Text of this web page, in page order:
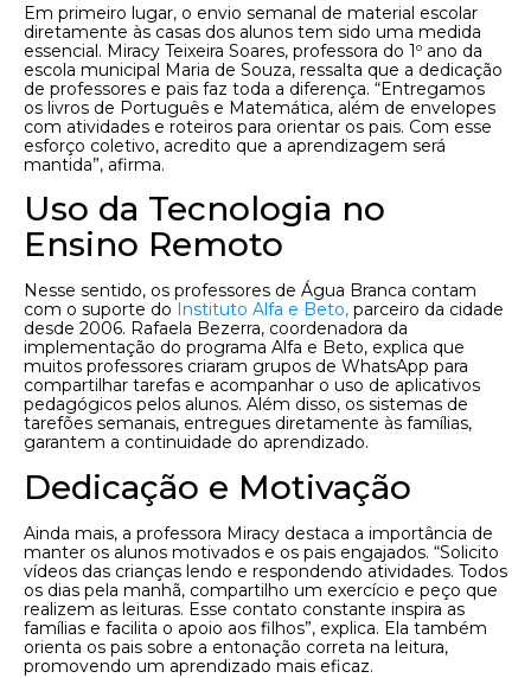
Em primeiro lugar, o envio semanal de material escolar
diretamente às casas dos alunos tem sido uma medida
essencial. Miracy Teixeira Soares, professora do 1º ano da
escola municipal Maria de Souza, ressalta que a dedicação
de professores e pais faz toda a diferença. “Entregamos
os livros de Português e Matemática, além de envelopes
com atividades e roteiros para orientar os pais. Com esse
esforço coletivo, acredito que a aprendizagem será
mantida”, afirma.
Uso da Tecnologia no
Ensino Remoto
Nesse sentido, os professores de Água Branca contam
com o suporte do Instituto Alfa e Beto, parceiro da cidade
desde 2006. Rafaela Bezerra, coordenadora da
implementação do programa Alfa e Beto, explica que
muitos professores criaram grupos de WhatsApp para
compartilhar tarefas e acompanhar o uso de aplicativos
pedagógicos pelos alunos. Além disso, os sistemas de
tarefões semanais, entregues diretamente às famílias,
garantem a continuidade do aprendizado.
Dedicação e Motivação
Ainda mais, a professora Miracy destaca a importância de
manter os alunos motivados e os pais engajados. “Solicito
vídeos das crianças lendo e respondendo atividades. Todos
os dias pela manhã, compartilho um exercício e peço que
realizem as leituras. Esse contato constante inspira as
famílias e facilita o apoio aos filhos”, explica. Ela também
orienta os pais sobre a entonação correta na leitura,
promovendo um aprendizado mais eficaz.